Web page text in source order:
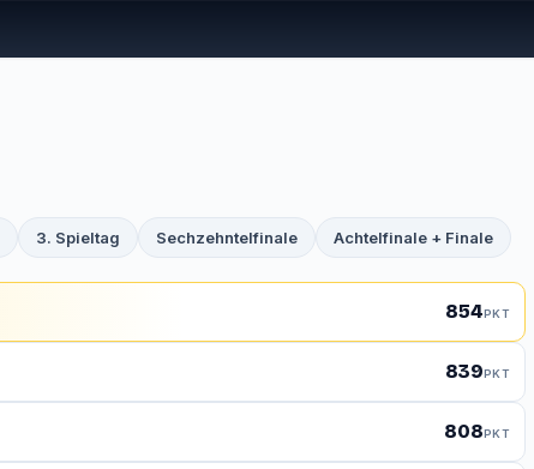
3. Spieltag Sechzehntelfinale Achtelfinale + Finale
854PKT
839PKT
808PKT